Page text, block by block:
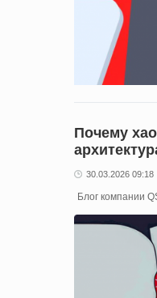
Почему
30.03.2026 09:18
Блог компании